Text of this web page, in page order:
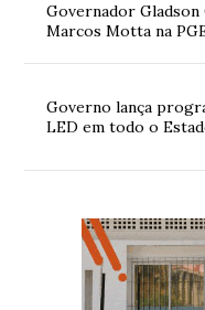
Governador
Marcos Motta na
Governo lança
LED em todo o